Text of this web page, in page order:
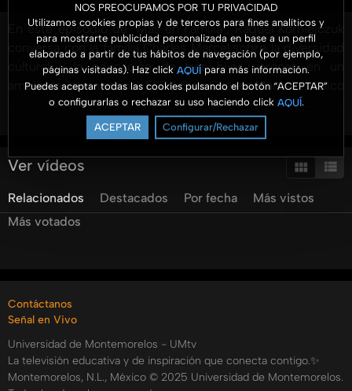
NOS PREOCUPAMOS POR TU PRIVACIDAD
Utilizamos cookies propias y de terceros para fines analíticos y
para mostrarte publicidad personalizada en base a un perfil
elaborado a partir de tus hábitos de navegación (por ejemplo,
páginas visitadas). Haz click AQUÍ para más información.
Puedes aceptar todas las cookies pulsando el botón “ACEPTAR”
o configurarlas o rechazar su uso haciendo click AQUÍ.
ACEPTAR Configurar/Rechazar
En este episodio de "Más en Familia", Raquel Korniejczuk
conversa con la familia Charles Marcel sobre la diversidad
cultural y la educación de tres hijos varones en un
ambiente internacional. El Dr. Sino Charles Marcel, médico
y director de la Facultad de Ciencias de la Salud de la
Universidad de Montemorelos, y su esposa Anita, química
y con maestría en salud pública, comparten sus
experiencias al criar a sus hijos en diferentes culturas y
enriquece su vida familiar y el valor del homeschooling al
permitirles viajar juntos. Además, se abordan la
habilidades individuales de cada niño, resaltando la música
Categorías:
Ver más
Ver vídeos
Relacionados Destacados Por fecha
Más vistos
Más votados
Contáctanos
Señal en Vivo
Universidad de Montemorelos - UMtv
La televisión educativa y de inspiración que conecta contigo.✨
Montemorelos, N.L., México © 2025 Universidad de Montemorelos.